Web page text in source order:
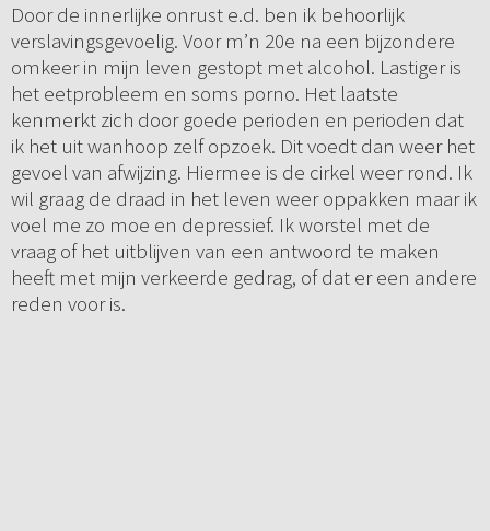
Door de innerlijke onrust e.d. ben ik behoorlijk
verslavingsgevoelig. Voor m’n 20e na een bijzondere
omkeer in mijn leven gestopt met alcohol. Lastiger is
het eetprobleem en soms porno. Het laatste
kenmerkt zich door goede perioden en perioden dat
ik het uit wanhoop zelf opzoek. Dit voedt dan weer het
gevoel van afwijzing. Hiermee is de cirkel weer rond. Ik
wil graag de draad in het leven weer oppakken maar ik
voel me zo moe en depressief. Ik worstel met de
vraag of het uitblijven van een antwoord te maken
heeft met mijn verkeerde gedrag, of dat er een andere
reden voor is.